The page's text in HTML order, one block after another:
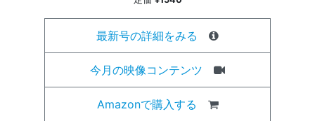
最新号の詳細をみる
今月の映像コンテンツ
Amazonで購入する